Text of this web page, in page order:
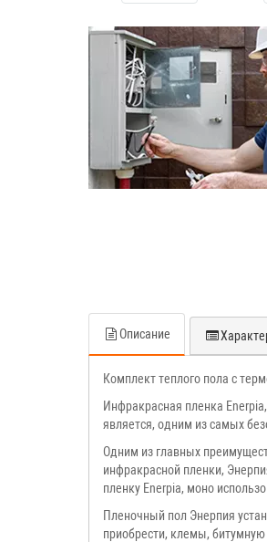
Описание
Комплект теплого пола с
Инфракрасная пленка
является, одним из самых
Одним из главных
инфракрасной пленки,
пленку Enerpia, моно
Пленочный пол Энерпия
приобрести, клемы, битумную